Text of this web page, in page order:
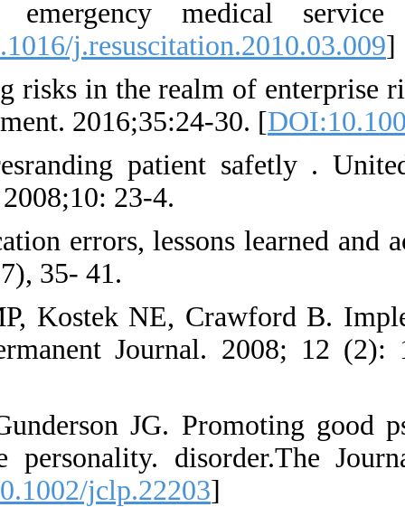
failures in
2010;81:882-6. [
20. Carroll R.
Healthcare Risk
21. Watcher RM.
Graw- Hill
22. William N K.
23. Graham S,
medication
24. Links PS,
patients with
2015;71:753-63. [